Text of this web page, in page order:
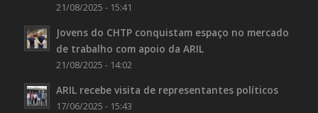
21/08/2025 - 15:41
Jovens do CHTP conquistam espaço no mercado
de trabalho com apoio da ARIL
21/08/2025 - 14:02
ARIL recebe visita de representantes políticos
17/06/2025 - 15:43